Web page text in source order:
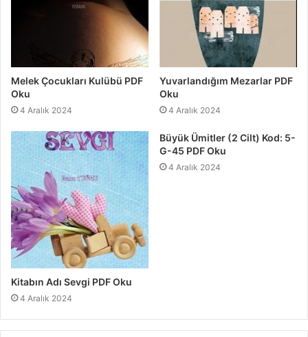
Melek Çocukları Kulübü PDF
Oku
4 Aralık 2024
Yuvarlandığım Mezarlar PDF
Oku
4 Aralık 2024
Kitabın Adı Sevgi PDF Oku
4 Aralık 2024
Büyük Ümitler (2 Cilt) Kod: 5-
G-45 PDF Oku
4 Aralık 2024